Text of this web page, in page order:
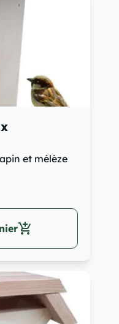
et mélèze
add_shopping_cart